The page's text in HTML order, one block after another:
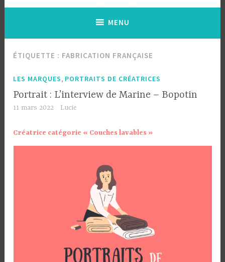
MENU
ÉTIQUETTE : FABRICATION FRANÇAISE
LES MARQUES, PORTRAITS DE CRÉATRICES
Portrait : L’interview de Marine – Bopotin
11 mars 2022 Lucie
Créatrice catégorie « Couches lavables »